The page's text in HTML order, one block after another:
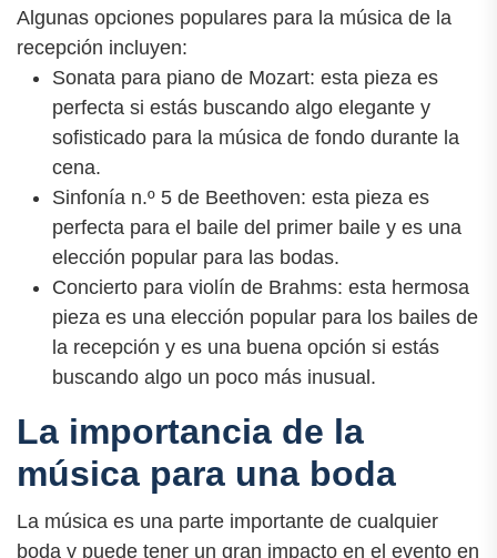
Algunas opciones populares para la música de la
recepción incluyen:
Sonata para piano de Mozart: esta pieza es
perfecta si estás buscando algo elegante y
sofisticado para la música de fondo durante la
cena.
Sinfonía n.º 5 de Beethoven: esta pieza es
perfecta para el baile del primer baile y es una
elección popular para las bodas.
Concierto para violín de Brahms: esta hermosa
pieza es una elección popular para los bailes de
la recepción y es una buena opción si estás
buscando algo un poco más inusual.
La importancia de la
música para una boda
La música es una parte importante de cualquier
boda y puede tener un gran impacto en el evento en